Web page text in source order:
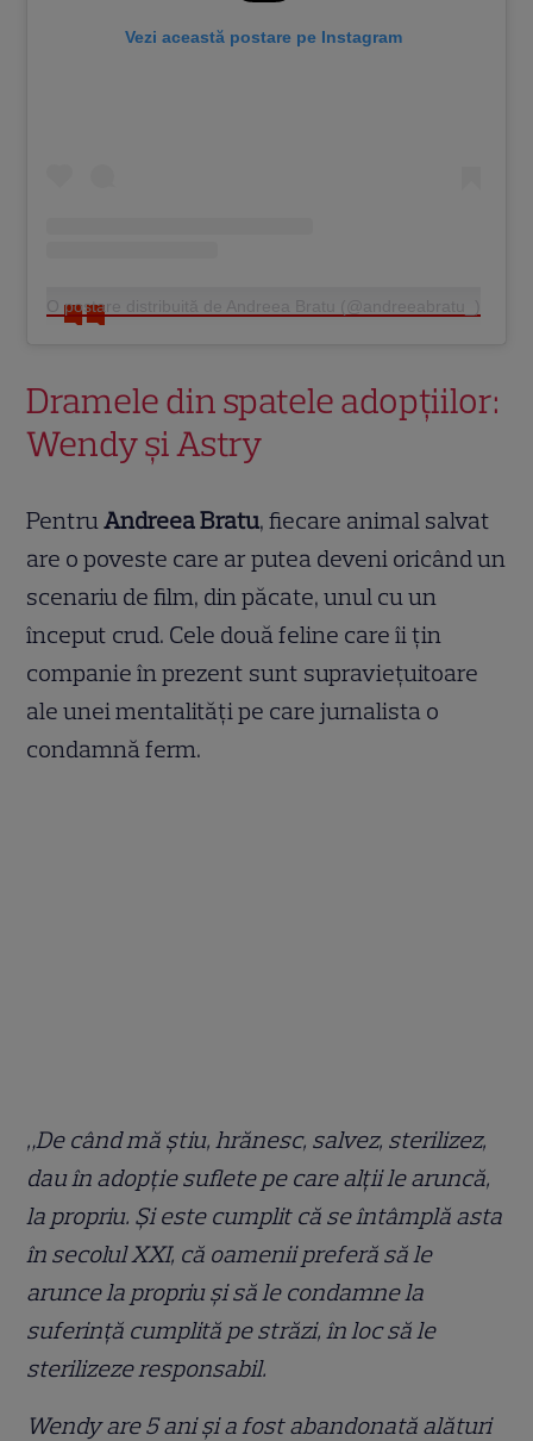
Vezi această postare pe Instagram
O postare distribuită de Andreea Bratu (@andreeabratu_)
Dramele din spatele adopțiilor:
Wendy și Astry
PentruAndreea Bratu, fiecare animal salvat
are o poveste care ar putea deveni oricând un
scenariu de film, din păcate, unul cu un
început crud. Cele două feline care îi țin
companie în prezent sunt supraviețuitoare
ale unei mentalități pe care jurnalista o
condamnă ferm.
„De când mă știu, hrănesc, salvez, sterilizez,
dau în adopție suflete pe care alții le aruncă,
la propriu. Și este cumplit că se întâmplă asta
în secolul XXI, că oamenii preferă să le
arunce la propriu și să le condamne la
suferință cumplită pe străzi, în loc să le
sterilizeze responsabil.
Wendy are 5 ani și a fost abandonată alături